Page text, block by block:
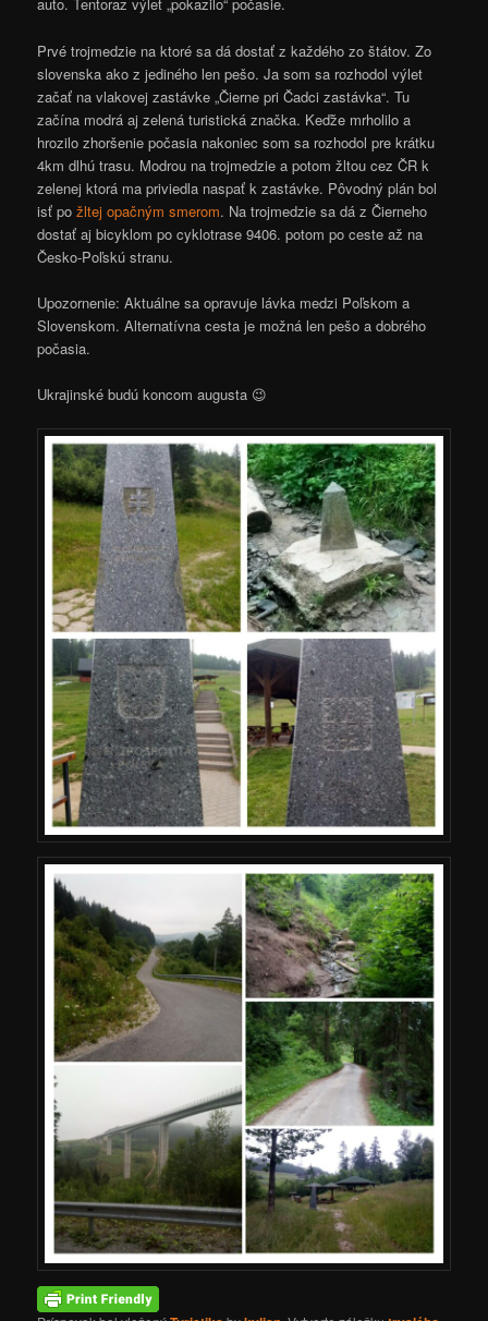
auto. Tentoraz výlet „pokazilo“ počasie.
Prvé trojmedzie na ktoré sa dá dostať z každého zo štátov. Zo
slovenska ako z jediného len pešo. Ja som sa rozhodol výlet
začať na vlakovej zastávke „Čierne pri Čadci zastávka“. Tu
začína modrá aj zelená turistická značka. Keďže mrholilo a
hrozilo zhoršenie počasia nakoniec som sa rozhodol pre krátku
4km dlhú trasu. Modrou na trojmedzie a potom žltou cez ČR k
zelenej ktorá ma priviedla naspať k zastávke. Pôvodný plán bol
isť požltej opačným smerom. Na trojmedzie sa dá z Čierneho
dostať aj bicyklom po cyklotrase 9406. potom po ceste až na
Česko-Poľskú stranu.
Upozornenie: Aktuálne sa opravuje lávka medzi Poľskom a
Slovenskom. Alternatívna cesta je možná len pešo a dobrého
počasia.
Ukrajinské budú koncom augusta 😉